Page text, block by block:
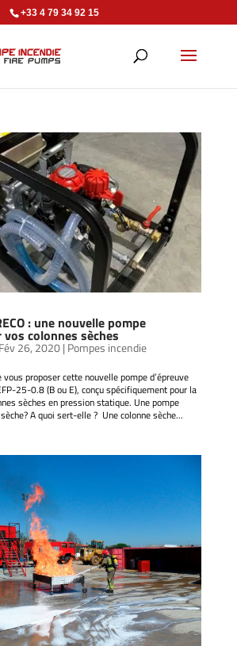
+33 4 79 34 92 15
: une nouvelle pompe
vos colonnes sèches
Fév 26, 2020| Pompes incendie
vous proposer cette nouvelle pompe d’épreuve
25-0.8 (B ou E), conçu spécifiquement pour la
sèches en pression statique. Une pompe
A quoi sert-elle ? Une colonne sèche...